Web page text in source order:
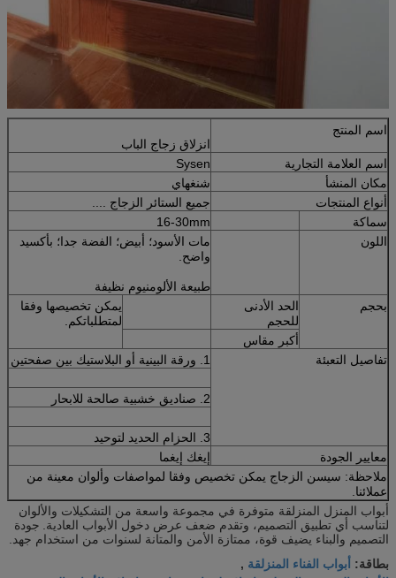
اسم المنتج
انزلاق زجاج الباب
اسم العلامة التجارية
Sysen
مكان المنشأ
شنغهاي
أنواع المنتجات
جميع الستائر الزجاج ....
سماكة
16-30mm
اللون
مات الأسود؛ أبيض؛ الفضة جدا؛ بأكسيد
واضح.
طبيعة الألومنيوم نظيفة
بحجم
الحد الأدنى
للحجم
يمكن تخصيصها وفقا
لمتطلباتكم.
أكبر مقاس
تفاصيل التعبئة
1. ورقة البينية أو البلاستيك بين صفحتين
2. صناديق خشبية صالحة للابحار
3. الحزام الحديد لتوحيد
معايير الجودة
إيغك إيغما
ملاحظة: سيسن الزجاج يمكن تخصيص وفقا لمواصفات وألوان معينة من
عملائنا.
أبواب المنزل المنزلقة متوفرة في مجموعة واسعة من التشكيلات والألوان
لتناسب أي تطبيق التصميم، وتقدم ضعف عرض دخول الأبواب العادية. جودة
التصميم والبناء يضيف قوة، ممتازة الأمن والمتانة لسنوات من استخدام جهد.
بطاقة: أبواب الفناء المنزلقة ,